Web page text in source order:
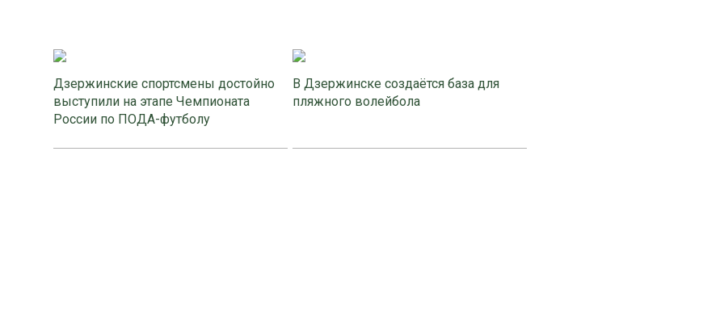
Дзержинские спортсмены достойно
выступили на этапе Чемпионата
России по ПОДА-футболу
В Дзержинске создаётся база для
пляжного волейбола